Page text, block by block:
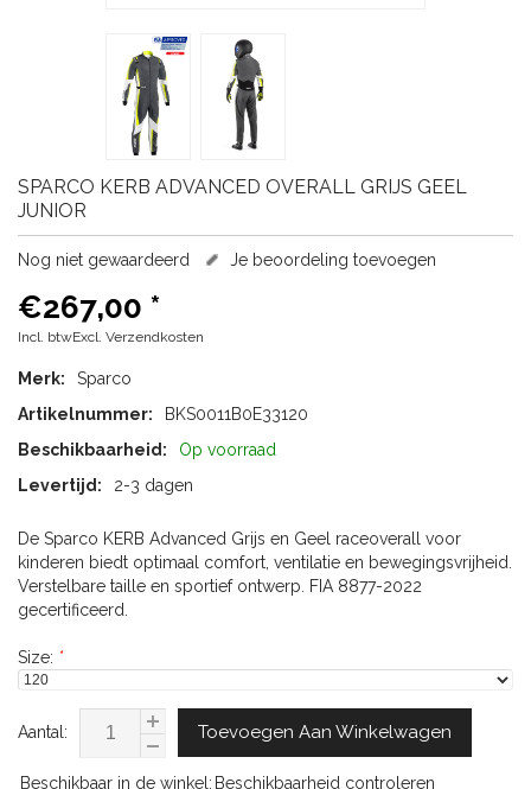
SPARCO KERB ADVANCED OVERALL GRIJS GEEL
JUNIOR
Nog niet gewaardeerd Je beoordeling toevoegen
€267,00 *
Incl. btwExcl. Verzendkosten
Merk:
Sparco
Artikelnummer:
BKS0011B0E33120
Beschikbaarheid:
Op voorraad
Levertijd:
2-3 dagen
De Sparco KERB Advanced Grijs en Geel raceoverall voor
kinderen biedt optimaal comfort, ventilatie en bewegingsvrijheid.
Verstelbare taille en sportief ontwerp. FIA 8877-2022
gecertificeerd.
Size: *
Aantal: Toevoegen Aan Winkelwagen
Beschikbaar in de winkel: Beschikbaarheid controleren